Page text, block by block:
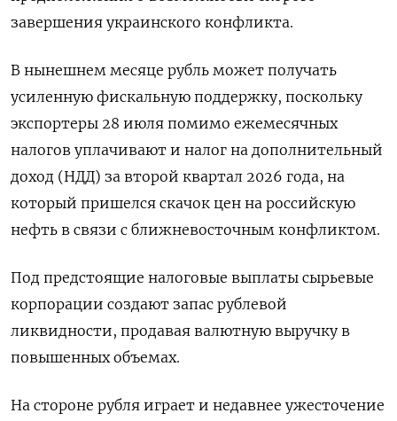
завершения украинского конфликта.
В нынешнем месяце рубль может получать
усиленную фискальную поддержку, поскольку
экспортеры 28 июля помимо ежемесячных
налогов уплачивают и налог ​на дополнительный
доход (НДД) за второй ​квартал 2026 года, на
‌который пришелся скачок цен на российскую
нефть в связи с ближневосточным конфликтом.
Под предстоящие налоговые выплаты сырьевые ​
корпорации создают запас рублевой
ликвидности, продавая валютную выручку в
повышенных объемах.
На стороне рубля играет и недавнее ужесточение